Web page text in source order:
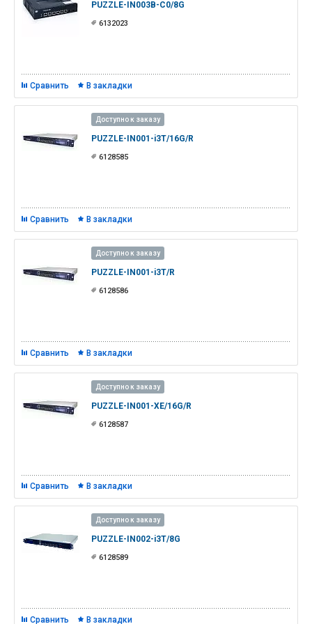
PUZZLE-IN003B-C0/8G
6132023
Сравнить В закладки
Доступно к заказу
PUZZLE-IN001-i3T/16G/R
6128585
Сравнить В закладки
Доступно к заказу
PUZZLE-IN001-i3T/R
6128586
Сравнить В закладки
Доступно к заказу
PUZZLE-IN001-XE/16G/R
6128587
Сравнить В закладки
Доступно к заказу
PUZZLE-IN002-i3T/8G
6128589
Сравнить В закладки